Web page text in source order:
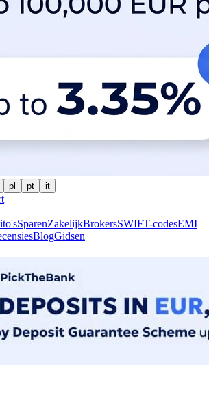
pl pt it
SparenZakelijkBrokersSWIFT-codesEMI
BlogGidsen